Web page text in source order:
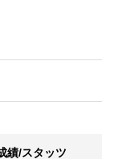
績/スタッツ